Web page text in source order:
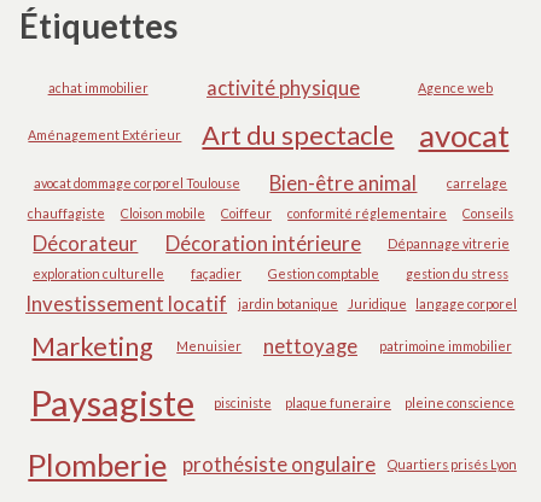
Étiquettes
achat immobilier activité physique Agence web
Aménagement Extérieur Art du spectacle avocat
avocat dommage corporel Toulouse Bien-être animal
carrelage
chauffagiste
Cloison mobile Coiffeur conformité réglementaire Conseils
Décorateur Décoration intérieure
Dépannage vitrerie
exploration culturelle
façadier Gestion comptable gestion du stress
Investissement locatif jardin botanique Juridique langage corporel
Marketing Menuisier nettoyage patrimoine immobilier
Paysagiste pisciniste plaque funeraire pleine conscience
Plomberie prothésiste ongulaire Quartiers prisés Lyon